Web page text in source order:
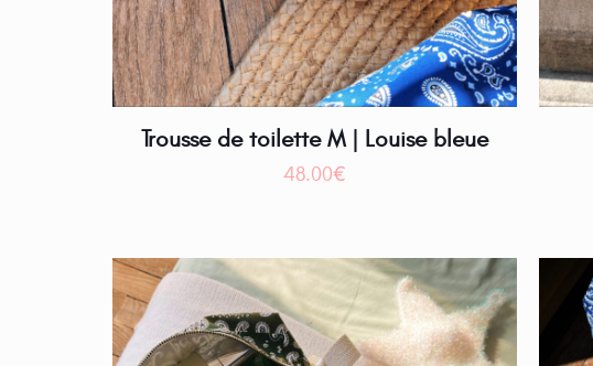
Trousse de toilette M | Louise bleue
48.00€